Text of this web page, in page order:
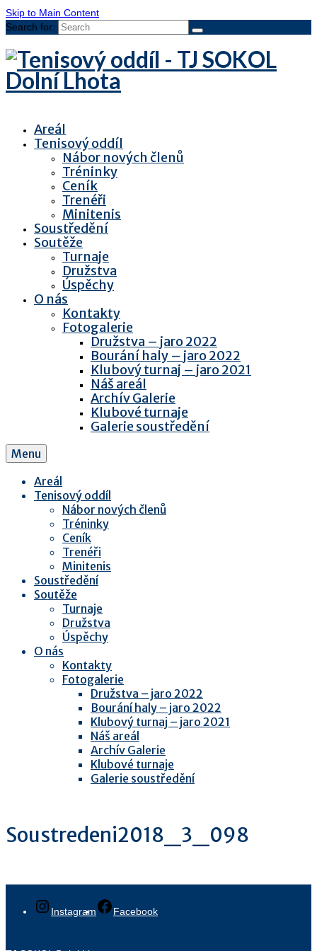
Skip to Main Content
Search for:
Areál
Tenisový oddíl
Nábor nových členů
Tréninky
Ceník
Trenéři
Minitenis
Soustředění
Soutěže
Turnaje
Družstva
Úspěchy
O nás
Kontakty
Fotogalerie
Družstva – jaro 2022
Bourání haly – jaro 2022
Klubový turnaj – jaro 2021
Náš areál
Archív Galerie
Klubové turnaje
Galerie soustředění
Menu
Areál
Tenisový oddíl
Nábor nových členů
Tréninky
Ceník
Trenéři
Minitenis
Soustředění
Soutěže
Turnaje
Družstva
Úspěchy
O nás
Kontakty
Fotogalerie
Družstva – jaro 2022
Bourání haly – jaro 2022
Klubový turnaj – jaro 2021
Náš areál
Archív Galerie
Klubové turnaje
Galerie soustředění
Soustredeni2018_3_098
Instagram Facebook